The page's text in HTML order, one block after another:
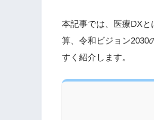
本記事では、医療DX
算、令和ビジョン2030
すく紹介します。